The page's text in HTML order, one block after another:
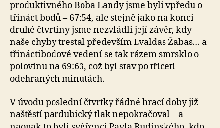
produktivného Boba Landy jsme byli vpředu o
třináct bodů – 67:54, ale stejně jako na konci
druhé čtvrtiny jsme nezvládli její závěr, kdy
naše chyby trestal především Evaldas Žabas… a
třináctibodové vedení se tak rázem smrsklo o
polovinu na 69:63, což byl stav po třiceti
odehraných minutách.
V úvodu poslední čtvrtky řádné hrací doby již
naštěstí pardubický tlak nepokračoval – a